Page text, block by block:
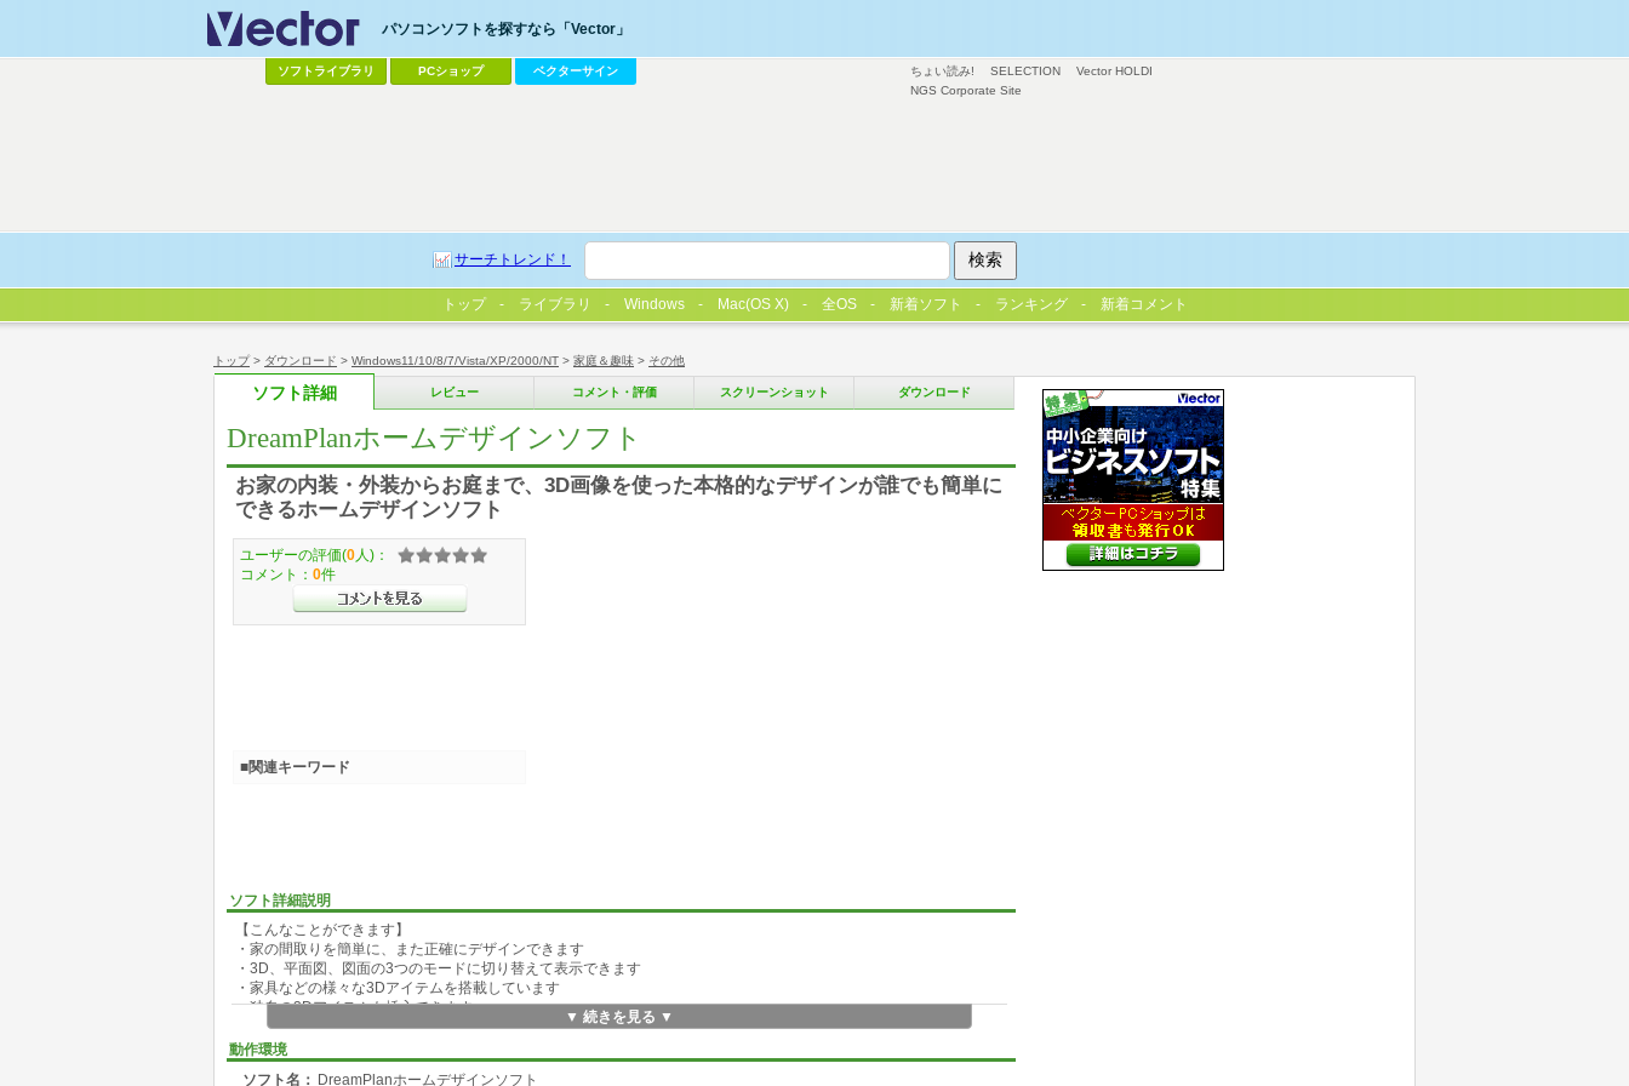
トップ> ダウンロード > Windows11/10/8/7/Vista/XP/2000/NT > 家庭＆趣味 > その他
ソフト詳細 レビュー コメント・評価 スクリーンショット ダウンロード
DreamPlanホームデザインソフト
お家の内装・外装からお庭まで、3D画像を使った本格的なデザインが誰でも簡単に
できるホームデザインソフト
ソフト詳細説明
【こんなことができます】
・家の間取りを簡単に、また正確にデザインできます
・3D、平面図、図面の3つのモードに切り替えて表示できます
・家具などの様々な3Dアイテムを搭載しています
・独自の3Dアイテムも挿入できます
・お庭のデザインもできます
・ウッドデッキや池などの作成も簡単にできます
・各パーツの色や素材を自由自在に変えられます
▼ 続きを見る ▼
動作環境
ソフト名： DreamPlanホームデザインソフト
ユーザーの評価(0 人)：
コメント： 0件
■関連キーワード
ちょい読み! SELECTION
Vector HOLDI
NGS Corporate Site
パソコンソフトを探すなら「Vector」
ソフトライブラリ PCショップ ベクターサイン
サーチトレンド！
トップ ライブラリ Windows Mac(OS X) 全OS 新着ソフト ランキング 新着コメント